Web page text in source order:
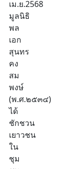
เม.ย.2568
มูลนิธิ
พล
เอก
สุนทร
คง
สม
พงษ์
(พ.ศ.๒๕๓๔)
ได้
ชักชวน
เยาวชน
ใน
ชุม